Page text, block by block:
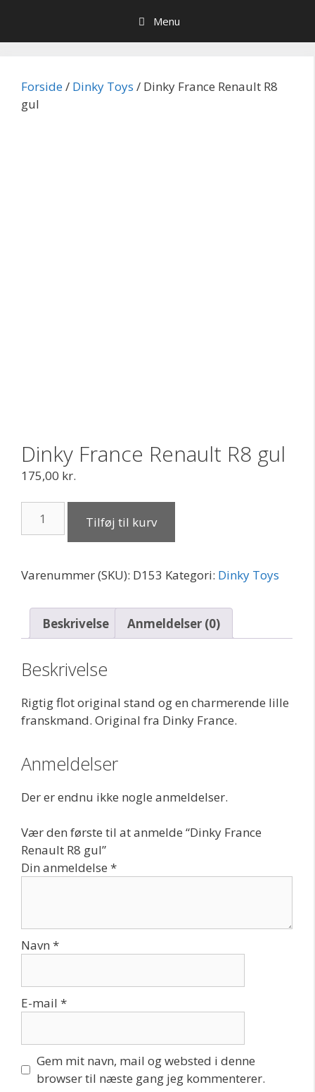
indhold
Menu
Forside/ Dinky Toys / Dinky France Renault R8
gul
Dinky France Renault R8 gul
175,00 kr.
France
gul
Tilføj til kurv
Varenummer (SKU): D153 Kategori: Dinky Toys
Beskrivelse Anmeldelser (0)
Beskrivelse
Rigtig flot original stand og en charmerende lille
franskmand. Original fra Dinky France.
Anmeldelser
Der er endnu ikke nogle anmeldelser.
Vær den første til at anmelde “Dinky France
Renault R8 gul”
Din anmeldelse *
Navn *
E-mail *
Gem mit navn, mail og websted i denne
browser til næste gang jeg kommenterer.